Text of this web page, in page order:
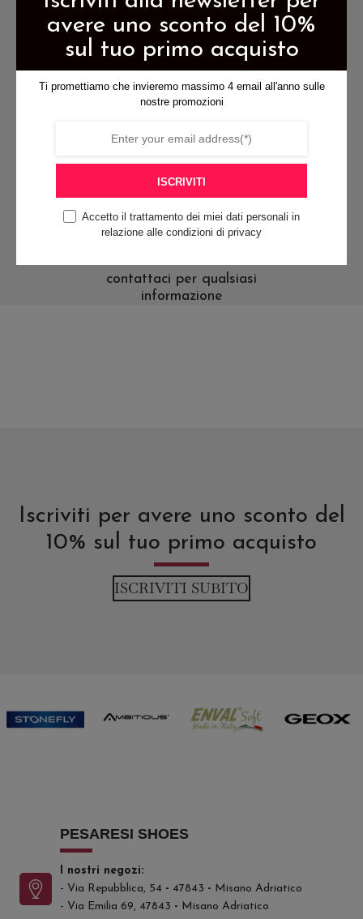
essere
scelte
pagina
essere
scelte
nella
pagina
prodotto
spedizione gratis per ordini di
almeno 79€
pagamenti sicuri
contattaci per qualsiasi
informazione
Iscriviti per avere uno sconto del
10% sul tuo primo acquisto
ISCRIVITI SUBITO
PESARESI SHOES
I nostri negozi:
- Via Repubblica, 54 - 47843 - Misano Adriatico
- Via Emilia 69, 47843 - Misano Adriatico
avere uno sconto del 10%
sul tuo primo acquisto
Ti promettiamo che invieremo massimo 4 email all'anno sulle
nostre promozioni
ISCRIVITI
Accetto il trattamento dei miei dati personali in
relazione alle condizioni di privacy